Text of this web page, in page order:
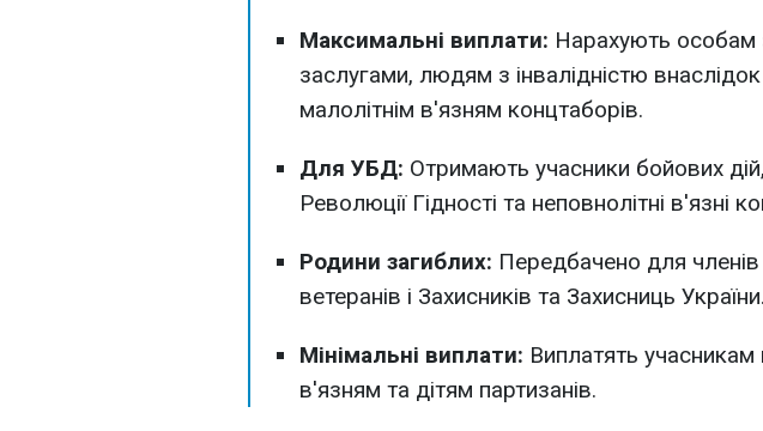
Максимальні виплати: Нарахують особам
заслугами, людям з інвалідністю внаслідок
малолітнім в'язням концтаборів.
Для УБД: Отримають учасники бойових
Революції Гідності та неповнолітні в'язні
Родини загиблих: Передбачено для членів
ветеранів і Захисників та Захисниць України.
Мінімальні виплати: Виплатять учасникам
в'язням та дітям партизанів.